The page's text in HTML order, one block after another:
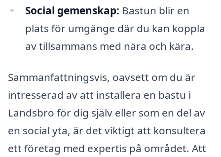
Social gemenskap: Bastun blir en
plats för umgänge där du kan koppla
av tillsammans med nära och kära.
Sammanfattningsvis, oavsett om du är
intresserad av att installera en bastu i
Landsbro för dig själv eller som en del av
en social yta, är det viktigt att konsultera
ett företag med expertis på området. Att